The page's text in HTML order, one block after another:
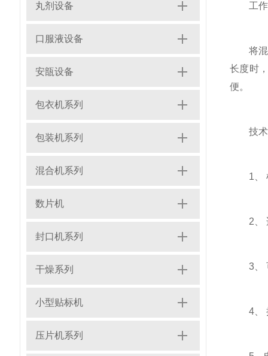
丸剂设备
口服液设备
安瓿设备
包衣机系列
包装机系列
混合机系列
数片机
封口机系列
干燥系列
小型贴标机
压片机系列
工作
将混合
长度时
便。
技术
1、 机
2、 适
3、 可
4、 操